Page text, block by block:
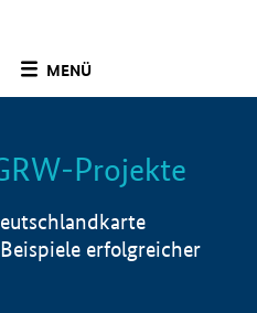
MENÜ
Info
Projekte
erfolgreicher